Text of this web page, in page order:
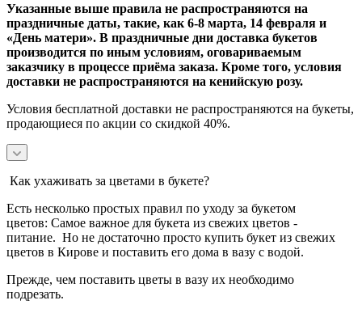
Указанные выше правила не распространяются на
праздничные даты, такие, как 6-8 марта, 14 февраля и
«День матери». В праздничные дни доставка букетов
производится по иным условиям, оговариваемым
заказчику в процессе приёма заказа. Кроме того, условия
доставки не распространяются на кенийскую розу.
Условия бесплатной доставки не распространяются на букеты,
продающиеся по акции со скидкой 40%.
Как ухаживать за цветами в букете?
Есть несколько простых правил по уходу за букетом
цветов: Самое важное для букета из свежих цветов -
питание. Но не достаточно просто купить букет из свежих
цветов в Кирове и поставить его дома в вазу с водой.
Прежде, чем поставить цветы в вазу их необходимо
подрезать.